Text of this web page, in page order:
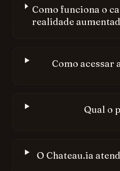
Como funciona o
realidade
Como acessar
Qual o
O Chateau.ia